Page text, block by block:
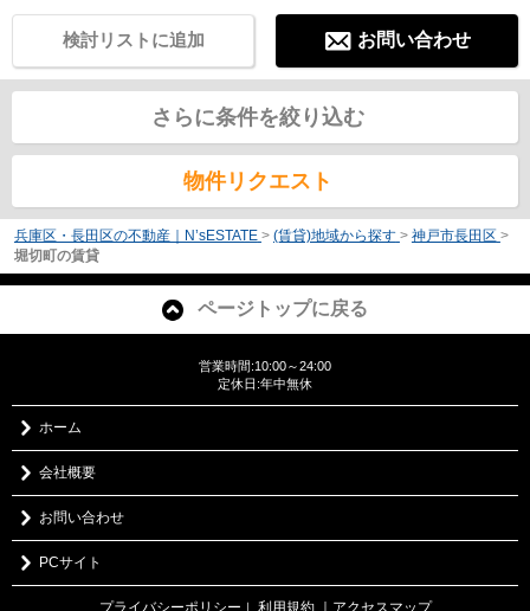
お問い合わせ
検討リストに追加
さらに条件を絞り込む
物件リクエスト
兵庫区・長田区の不動産｜N’sESTATE > (賃貸)地域から探す > 神戸市長田区 >
堀切町の賃貸
ページトップに戻る
営業時間:10:00～24:00
定休日:年中無休
ホーム
会社概要
お問い合わせ
PCサイト
プライバシーポリシー ｜ 利用規約 ｜アクセスマップ